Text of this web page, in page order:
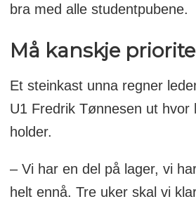
bra med alle studentpubene.
Må kanskje
Et steinkast unna regner
U1 Fredrik Tønnesen ut hvor
holder.
– Vi har en del på lager, vi
helt ennå. Tre uker skal vi